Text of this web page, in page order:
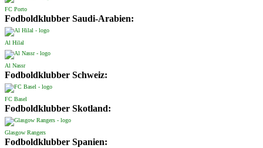
FC Porto
Fodboldklubber Saudi-Arabien:
Al Hilal
Al Nassr
Fodboldklubber Schweiz:
FC Basel
Fodboldklubber Skotland:
Glasgow Rangers
Fodboldklubber Spanien: